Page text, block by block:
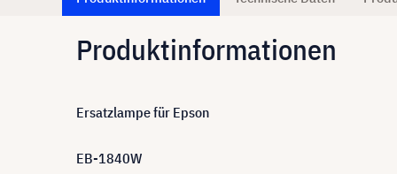
Produktinformationen
Ersatzlampe für Epson
EB-1840W